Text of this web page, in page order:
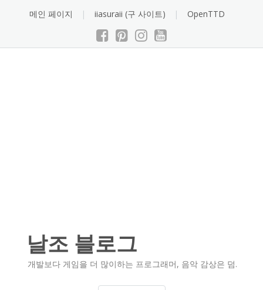
메인 페이지 iiasuraii (구 사이트) OpenTTD
날조 블로그
개발보다 게임을 더 많이하는 프로그래머, 음악 감상은 덤.